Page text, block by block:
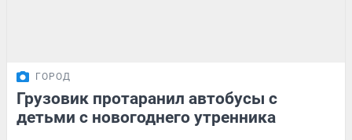
ГОРОД
Грузовик протаранил автобусы с
детьми с новогоднего утренника